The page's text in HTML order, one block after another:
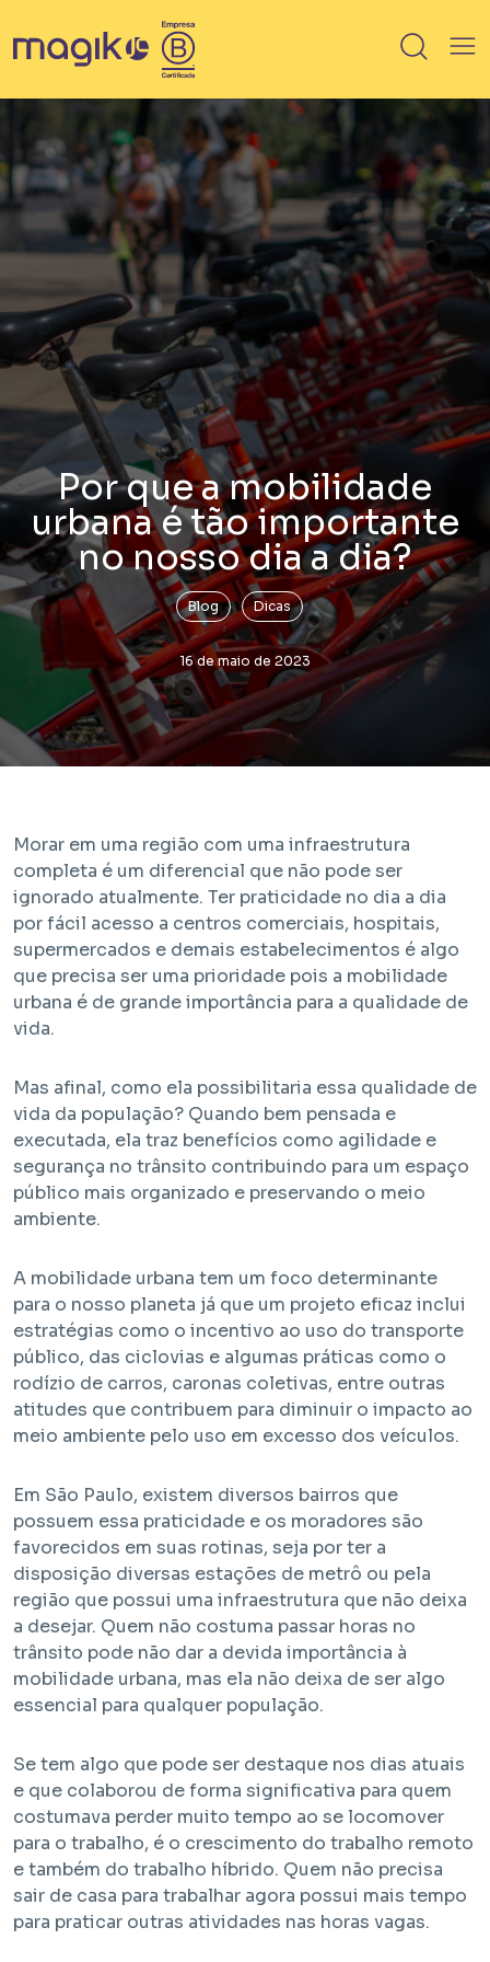
Por que a mobilidade
urbana é tão importante
no nosso dia a dia?
Blog Dicas
16 de maio de 2023
Morar em uma região com uma infraestrutura
completa é um diferencial que não pode ser
ignorado atualmente. Ter praticidade no dia a dia
por fácil acesso a centros comerciais, hospitais,
supermercados e demais estabelecimentos é algo
que precisa ser uma prioridade pois a mobilidade
urbana é de grande importância para a qualidade de
vida.
Mas afinal, como ela possibilitaria essa qualidade de
vida da população? Quando bem pensada e
executada, ela traz benefícios como agilidade e
segurança no trânsito contribuindo para um espaço
público mais organizado e preservando o meio
ambiente.
A mobilidade urbana tem um foco determinante
para o nosso planeta já que um projeto eficaz inclui
estratégias como o incentivo ao uso do transporte
público, das ciclovias e algumas práticas como o
rodízio de carros, caronas coletivas, entre outras
atitudes que contribuem para diminuir o impacto ao
meio ambiente pelo uso em excesso dos veículos.
Em São Paulo, existem diversos bairros que
possuem essa praticidade e os moradores são
favorecidos em suas rotinas, seja por ter a
disposição diversas estações de metrô ou pela
região que possui uma infraestrutura que não deixa
a desejar. Quem não costuma passar horas no
trânsito pode não dar a devida importância à
mobilidade urbana, mas ela não deixa de ser algo
essencial para qualquer população.
Se tem algo que pode ser destaque nos dias atuais
e que colaborou de forma significativa para quem
costumava perder muito tempo ao se locomover
para o trabalho, é o crescimento do trabalho remoto
e também do trabalho híbrido. Quem não precisa
sair de casa para trabalhar agora possui mais tempo
para praticar outras atividades nas horas vagas.
IMÓVEIS
Breve lançamento
Lançamento
Pronto
100% vendido
Saiba mais sobre HIS / HMP
Lançamento
Bem Viver Praça Fortunato
Em Obra
Santa Cecília - São Paulo / SP
Projeto EHMP com unidades de HIS 1, HMP e R2V
Em Obra
Barra Funda - São Paulo / SP
Projeto HMP e R2V